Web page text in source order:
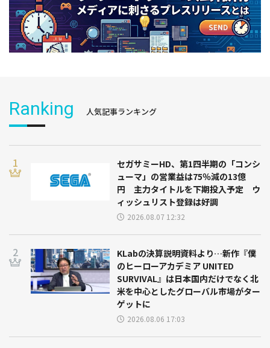
Ranking 人気記事ランキング
セガサミーHD、第1四半期の「コンシ
ューマ」の営業益は75％減の13億
円 主力タイトルを下期投入予定 ウ
ィッシュリスト登録は好調
2026.08.07 12:32
KLabの決算説明資料より…新作『僕
のヒーローアカデミア UNITED
SURVIVAL』は日本国内だけでなく北
米を中心としたグローバル市場がター
ゲットに
2026.08.06 17:03